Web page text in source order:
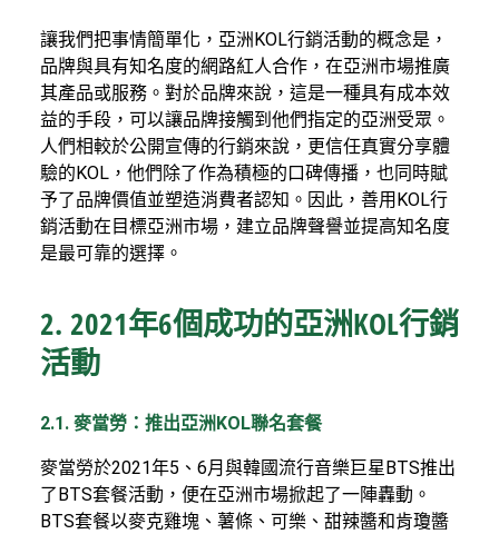
讓我們把事情簡單化，亞洲KOL行銷活動的概念是，
品牌與具有知名度的網路紅人合作，在亞洲市場推廣
其產品或服務。對於品牌來說，這是一種具有成本效
益的手段，可以讓品牌接觸到他們指定的亞洲受眾。
人們相較於公開宣傳的行銷來說，更信任真實分享體
驗的KOL，他們除了作為積極的口碑傳播，也同時賦
予了品牌價值並塑造消費者認知。因此，善用KOL行
銷活動在目標亞洲市場，建立品牌聲譽並提高知名度
是最可靠的選擇。
2. 2021年6個成功的亞洲KOL行銷
活動
2.1. 麥當勞：推出亞洲KOL聯名套餐
麥當勞於2021年5、6月與韓國流行音樂巨星BTS推出
了BTS套餐活動，便在亞洲市場掀起了一陣轟動。
BTS套餐以麥克雞塊、薯條、可樂、甜辣醬和肯瓊醬